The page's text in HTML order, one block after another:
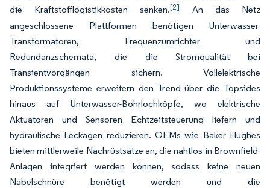
die Kraftstofflogistikkosten senken.[2]
An das Netz
angeschlossene Plattformen benötigen Unterwasser-
Transformatoren, Frequenzumrichter und
Redundanzschemata, die die Stromqualität bei
Transientvorgängen sichern. Vollelektrische
Produktionssysteme erweitern den Trend über die Topsides
hinaus auf Unterwasser-Bohrlochköpfe, wo elektrische
Aktuatoren und Sensoren Echtzeitsteuerung liefern und
hydraulische Leckagen reduzieren. OEMs wie Baker Hughes
bieten mittlerweile Nachrüstsätze an, die nahtlos in Brownfield-
Anlagen integriert werden können, sodass keine neuen
Nabelschnüre benötigt werden und die